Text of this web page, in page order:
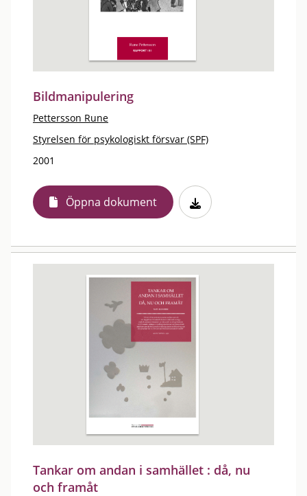
Bildmanipulering
Pettersson Rune
Styrelsen för psykologiskt försvar (SPF)
2001
Öppna dokument
Tankar om andan i samhället : då, nu
och framåt